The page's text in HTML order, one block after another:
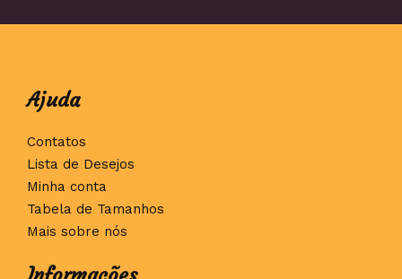
Ajuda
Contatos
Lista de Desejos
Minha conta
Tabela de Tamanhos
Mais sobre nós